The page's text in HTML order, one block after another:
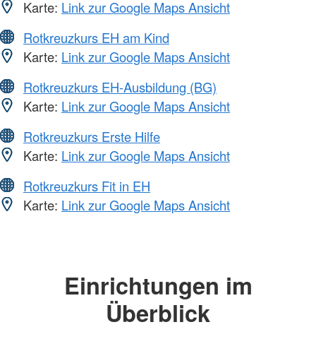
Karte: Link zur Google Maps Ansicht
Rotkreuzkurs EH am Kind
Karte: Link zur Google Maps Ansicht
Rotkreuzkurs EH-Ausbildung (BG)
Karte: Link zur Google Maps Ansicht
Rotkreuzkurs Erste Hilfe
Karte: Link zur Google Maps Ansicht
Rotkreuzkurs Fit in EH
Karte: Link zur Google Maps Ansicht
Einrichtungen im
Überblick